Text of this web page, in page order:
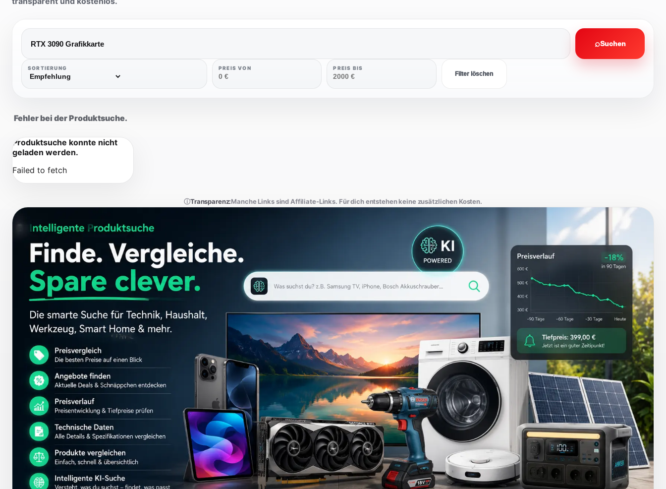
⌕Suchen
SORTIERUNG PREIS VON PREIS BIS
Filter löschen
Fehler bei der Produktsuche.
Produktsuche konnte nicht
geladen werden.
Failed to fetch
ⓘTransparenz:Manche Links sind Affiliate-Links. Für dich entstehen keine zusätzlichen Kosten.